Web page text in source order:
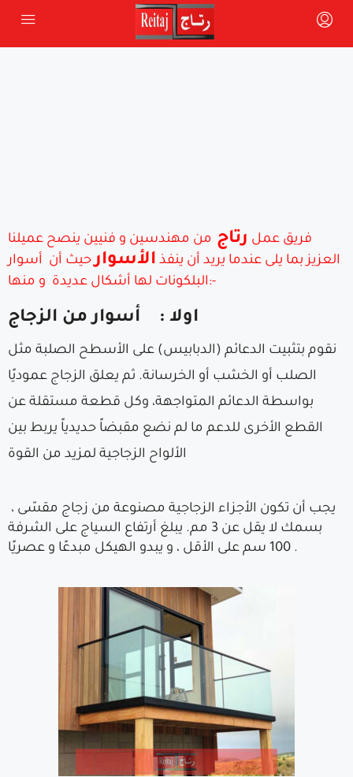
فريق عمل رتاج من مهندسين و فنيين ينصح عميلنا
العزيز بما يلى عندما يريد أن ينفذ الأسوارحيث أن أسوار
البلكونات لها أشكال عديدةو منها:-
نقوم بتثبيت الدعائم (الدبابيس) على الأسطح الصلبة مثل
الصلب أو الخشب أو الخرسانة. ثم يعلق الزجاج عموديًا
بواسطة الدعائم المتواجهة، وكل قطعة مستقلة عن
القطع الأخرى للدعم ما لم نضع مقبضاً حديدياً يربط بين
الألواح الزجاجية لمزيد من القوة
بسمك لا يقل عن 3 مم. يبلغ أرتفاع السياج على الشرفة
100 سم على الأقل ، و يبدو الهيكل مبدعًا و عصريًا .